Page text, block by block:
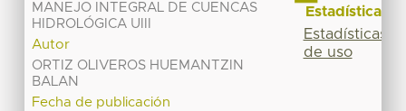
MANEJO INTEGRAL DE CUENCAS
HIDROLÓGICA UIII
Autor
ORTIZ OLIVEROS HUEMANTZIN
BALAN
Fecha de publicación
Estadísticas
Estadísticas
de uso